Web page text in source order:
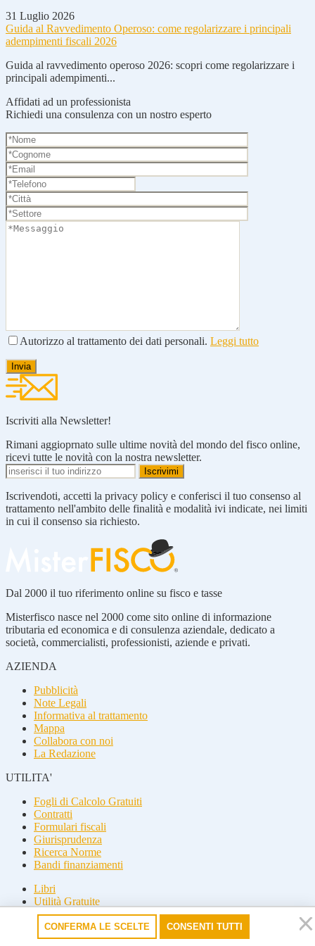
31 Luglio 2026
Guida al Ravvedimento Operoso: come regolarizzare i principali
adempimenti fiscali 2026
Guida al ravvedimento operoso 2026: scopri come regolarizzare i
principali adempimenti...
Affidati ad un professionista
Richiedi una consulenza con un nostro esperto
Autorizzo al trattamento dei dati personali. Leggi tutto
Iscriviti alla Newsletter!
Rimani aggioprnato sulle ultime novità del mondo del fisco online,
ricevi tutte le novità con la nostra newsletter.
Iscrivendoti, accetti la privacy policy e conferisci il tuo consenso al
trattamento nell'ambito delle finalità e modalità ivi indicate, nei limiti
in cui il consenso sia richiesto.
Dal 2000 il tuo riferimento online su fisco e tasse
Misterfisco nasce nel 2000 come sito online di informazione
tributaria ed economica e di consulenza aziendale, dedicato a
società, commercialisti, professionisti, aziende e privati.
AZIENDA
Pubblicità
Note Legali
Informativa al trattamento
Mappa
Collabora con noi
La Redazione
UTILITA'
Fogli di Calcolo Gratuiti
Contratti
Formulari fiscali
Giurisprudenza
Ricerca Norme
Bandi finanziamenti
Libri
Utilità Gratuite
Guide fiscali
Seguici
CONFERMA LE SCELTE CONSENTI TUTTI